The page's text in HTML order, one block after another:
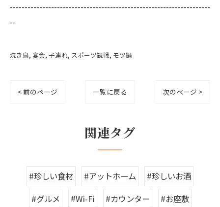
--------------------------------------------------------------------
--
焼き鳥 宴会 子連れ スポーツ観戦 モツ鍋
< 前のページ 一覧に戻る 次のページ >
関連タグ
#珍しい食材 #アットホーム
#珍しいお酒
#グルメ
#Wi-Fi #カウンター
#お座敷